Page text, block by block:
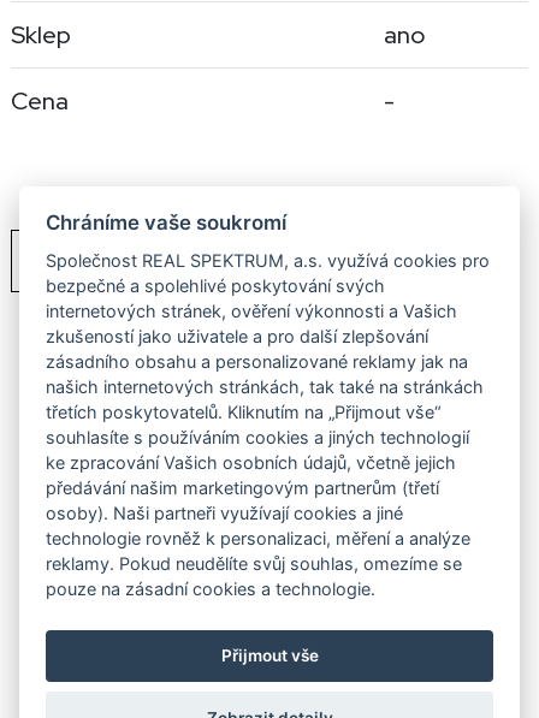
Sklep ano
Cena -
PDF Ceník
Chráníme vaše soukromí
Společnost REAL SPEKTRUM, a.s. využívá cookies pro
bezpečné a spolehlivé poskytování svých
internetových stránek, ověření výkonnosti a Vašich
zkušeností jako uživatele a pro další zlepšování
zásadního obsahu a personalizované reklamy jak na
našich internetových stránkách, tak také na stránkách
třetích poskytovatelů. Kliknutím na „Přijmout vše“
souhlasíte s používáním cookies a jiných technologií
ke zpracování Vašich osobních údajů, včetně jejich
předávání našim marketingovým partnerům (třetí
osoby). Naši partneři využívají cookies a jiné
technologie rovněž k personalizaci, měření a analýze
reklamy. Pokud neudělíte svůj souhlas, omezíme se
pouze na zásadní cookies a technologie.
Přijmout vše